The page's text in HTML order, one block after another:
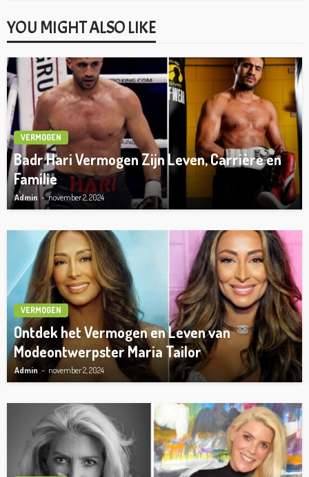
YOU MIGHT ALSO LIKE
VERMOGEN
Badr Hari Vermogen Zijn Leven, Carrière en
Familie
Admin november 2, 2024
VERMOGEN
Ontdek het Vermogen en Leven van
Modeontwerpster Maria Tailor
Admin november 2, 2024